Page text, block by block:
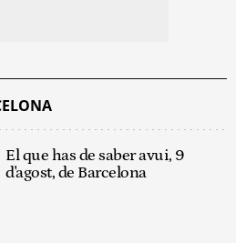
El que has de saber avui, 9
d'agost, de Barcelona